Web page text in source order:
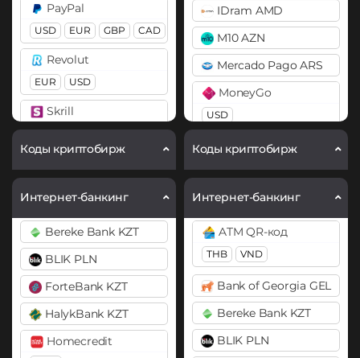
BitTorrent (BTT)
Cardano (ADA)
Chainlink (LINK)
BEP20 ERC20
Compound (COMP)
Cosmos (ATOM)
DAI
ERC20
DASH
Decentraland (MANA)
Dogecoin (DOGE)
DOGE
Polkadot (DOT)
PayPal
USD EUR GBP CAD
Revolut
EUR USD
Skrill
USD EUR
WMZ WME WMU
WeChat CNY
Wise
USD
Коды криптобирж
Интернет-банкинг
Bereke Bank KZT
BLIK PLN
ForteBank KZT
HalykBank KZT
Homecredit
Bitcoin SV (BSV)
BitTorrent (BTT)
Cardano (ADA)
Chainlink (LINK)
BEP20 ERC20
Chiliz (CHZ)
Compound (COMP)
Cronos (CRO)
Curve (CRV)
DAI
ERC20
DASH
IDram AMD
M10 AZN
Mercado Pago ARS
MoneyGo
USD
Neteller
Payoneer
USD EUR
PayPal
USD EUR GBP
CAD
AUD
PaySera
USD EUR
Коды криптобирж
Интернет-банкинг
ATM QR-код
THB VND
Bank of Georgia GEL
Bereke Bank KZT
BLIK PLN